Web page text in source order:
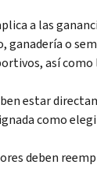
a las
ganadería o
así
estar
como
deben